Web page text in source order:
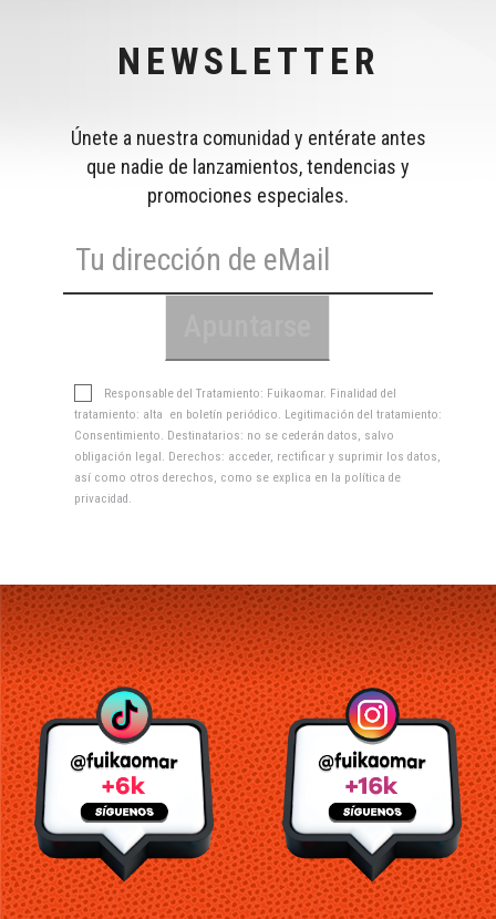
NEWSLETTER
Únete a nuestra comunidad y entérate antes
que nadie de lanzamientos, tendencias y
promociones especiales.
Responsable del Tratamiento: Fuikaomar. Finalidad del
tratamiento: alta en boletín periódico. Legitimación del tratamiento:
Consentimiento. Destinatarios: no se cederán datos, salvo
obligación legal. Derechos: acceder, rectificar y suprimir los datos,
así como otros derechos, como se explica en la política de
privacidad